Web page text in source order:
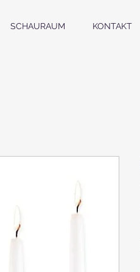
SCHAURAUM KONTAKT